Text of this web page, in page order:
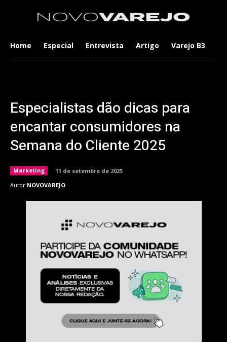
Home Especial Entrevista Artigo Varejo B3
Especialistas dão dicas para
encantar consumidores na
Semana do Cliente 2025
Marketing
11 de setembro de 2025
Autor NOVOVAREJO